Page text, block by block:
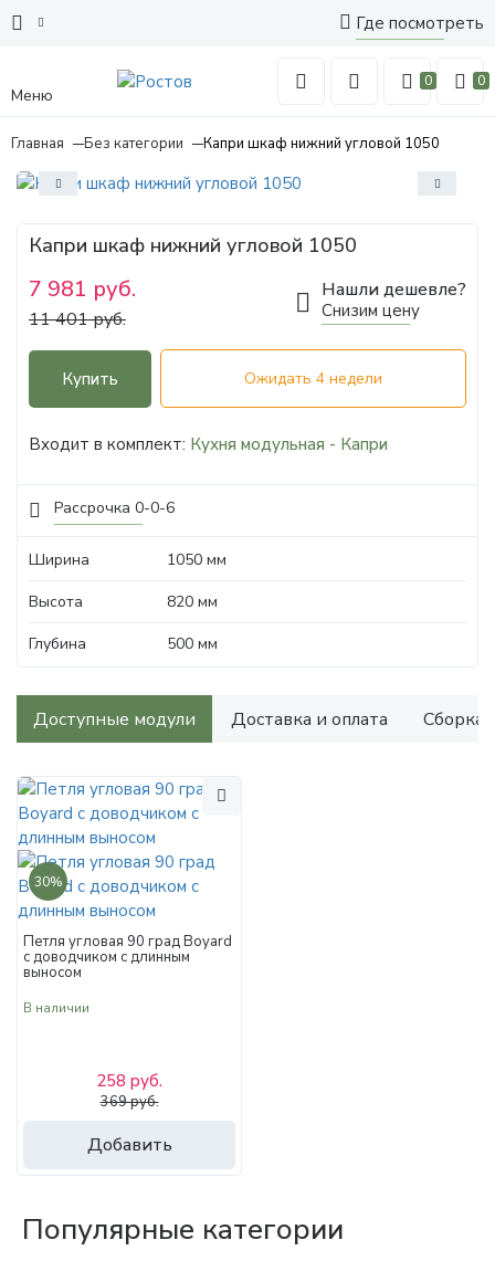
Где посмотреть
Меню
0 0
Главная Без категории Капри шкаф нижний угловой 1050
Рассрочка 0-0-6
Капри шкаф нижний угловой 1050
7 981 руб.
11 401 руб.
Нашли дешевле?
Снизим цену
Купить Ожидать 4 недели
Входит в комплект: Кухня модульная - Капри
Ширина
1050 мм
Высота
820 мм
Глубина
500 мм
Доступные модули Доставка и оплата Сборка
30%
Петля угловая 90 град Boyard
с доводчиком с длинным
выносом
В наличии
Добавить
258 руб.
369 руб.
Популярные категории